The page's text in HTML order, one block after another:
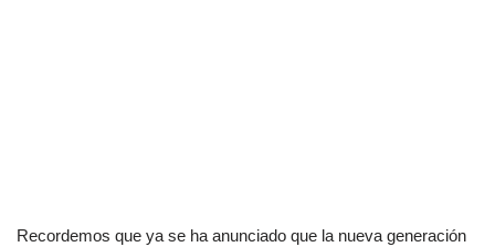
Recordemos que ya se ha anunciado que la nueva generación